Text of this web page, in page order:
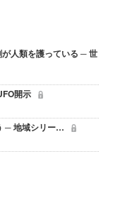
人類を護っている ─ 世
開示
─ 地域シリー…